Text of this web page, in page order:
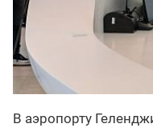
В аэропорту